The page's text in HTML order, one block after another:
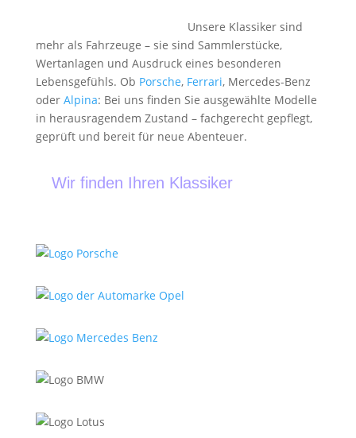
Unsere Klassiker sind
mehr als Fahrzeuge – sie sind Sammlerstücke,
Wertanlagen und Ausdruck eines besonderen
Lebensgefühls. Ob Porsche, Ferrari, Mercedes-Benz
oder Alpina: Bei uns finden Sie ausgewählte Modelle
in herausragendem Zustand – fachgerecht gepflegt,
geprüft und bereit für neue Abenteuer.
Wir finden Ihren Klassiker